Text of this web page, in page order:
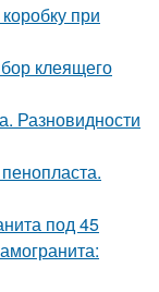
при
клеящего
Разновидности
под 45